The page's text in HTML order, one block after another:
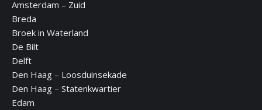
windowwindowwindowwindow
Amsterdam – Zuid
Breda
Broek in Waterland
De Bilt
Delft
Den Haag – Loosduinsekade
Den Haag – Statenkwartier
Edam